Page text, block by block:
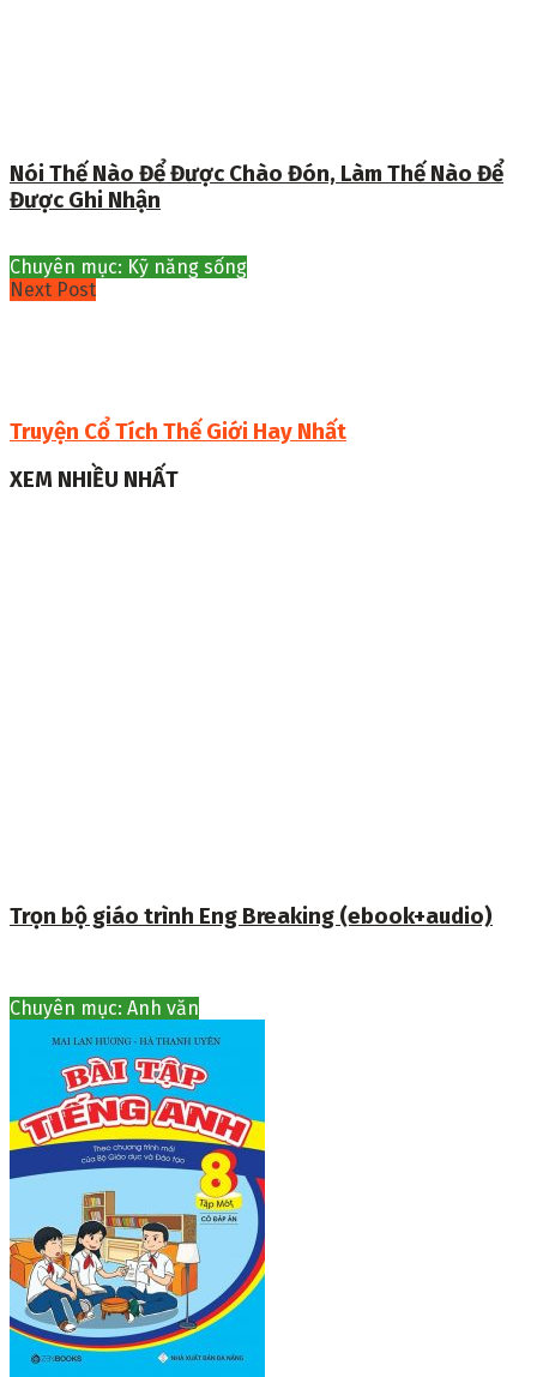
Nói Thế Nào Để Được Chào Đón, Làm Thế Nào Để
Được Ghi Nhận
Chuyên mục: Kỹ năng sống
Next Post
Truyện Cổ Tích Thế Giới Hay Nhất
XEM NHIỀU NHẤT
Trọn bộ giáo trình Eng Breaking (ebook+audio)
Chuyên mục: Anh văn